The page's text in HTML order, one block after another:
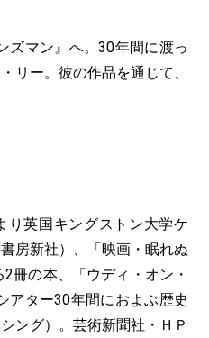
ズマン』へ。30年間に渡っ
リー。彼の作品を通じて、
り英国キングストン大学ケ
房新社）、「映画・眠れぬ
冊の本、「ウディ・オン・
アター30年間におよぶ歴史
ング）。芸術新聞社・ＨＰ